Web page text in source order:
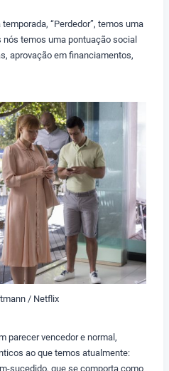
“Perdedor”, temos uma
temos uma pontuação social
aprovação em financiamentos,
/ Netflix
parecer vencedor e normal,
ao que temos atualmente:
sucedido, que se comporta como